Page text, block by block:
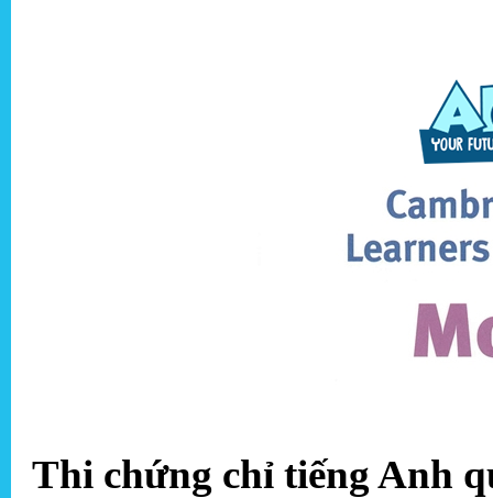
Thi chứng chỉ tiếng Anh